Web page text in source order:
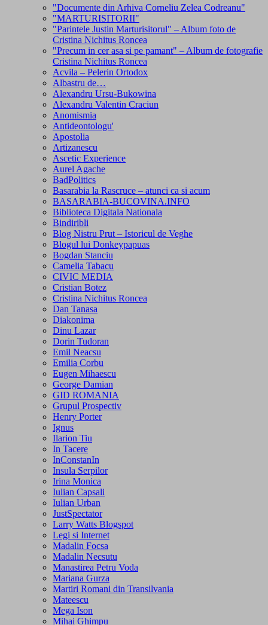
"Documente din Arhiva Corneliu Zelea Codreanu"
"MARTURISITORII"
"Parintele Justin Marturisitorul" – Album foto de
Cristina Nichitus Roncea
"Precum in cer asa si pe pamant" – Album de fotografie
Cristina Nichitus Roncea
Acvila – Pelerin Ortodox
Albastru de…
Alexandru Ursu-Bukowina
Alexandru Valentin Craciun
Anomismia
Antideontologu'
Apostolia
Artizanescu
Ascetic Experience
Aurel Agache
BadPolitics
Basarabia la Rascruce – atunci ca si acum
BASARABIA-BUCOVINA.INFO
Biblioteca Digitala Nationala
Bindiribli
Blog Nistru Prut – Istoricul de Veghe
Blogul lui Donkeypapuas
Bogdan Stanciu
Camelia Tabacu
CIVIC MEDIA
Cristian Botez
Cristina Nichitus Roncea
Dan Tanasa
Diakonima
Dinu Lazar
Dorin Tudoran
Emil Neacsu
Emilia Corbu
Eugen Mihaescu
George Damian
GID ROMANIA
Grupul Prospectiv
Henry Porter
Ignus
Ilarion Tiu
In Tacere
InConstanIn
Insula Serpilor
Irina Monica
Iulian Capsali
Iulian Urban
JustSpectator
Larry Watts Blogspot
Legi si Internet
Madalin Focsa
Madalin Necsutu
Manastirea Petru Voda
Mariana Gurza
Martiri Romani din Transilvania
Mateescu
Mega Ison
Mihai Ghimpu